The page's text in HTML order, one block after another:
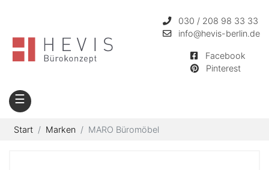
030 / 208 98 33 33
info@hevis-berlin.de
Facebook
Pinterest
☰
Start Marken MARO Büromöbel